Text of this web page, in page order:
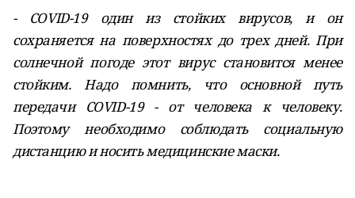
- COVID-19 один из стойких вирусов, и он
сохраняется на поверхностях до трех дней. При
солнечной погоде этот вирус становится менее
стойким. Надо помнить, что основной путь
передачи COVID-19 - от человека к человеку.
Поэтому необходимо соблюдать социальную
дистанцию и носить медицинские маски.